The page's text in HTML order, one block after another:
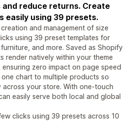
reduce returns. Create
easily using 39 presets.
and management of size
using 39 preset templates for
and more. Saved as Shopify
render natively within your theme
zero impact on page speed
one chart to multiple products so
your store. With one-touch
easily serve both local and global
clicks using 39 presets across 10